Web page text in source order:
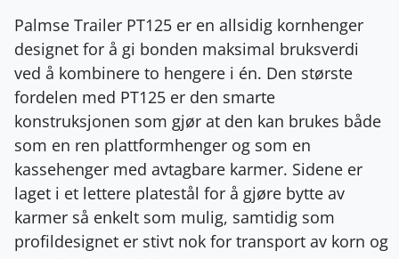
Palmse Trailer PT125 er en allsidig kornhenger
designet for å gi bonden maksimal bruksverdi
ved å kombinere to hengere i én. Den største
fordelen med PT125 er den smarte
konstruksjonen som gjør at den kan brukes både
som en ren plattformhenger og som en
kassehenger med avtagbare karmer. Sidene er
laget i et lettere platestål for å gjøre bytte av
karmer så enkelt som mulig, samtidig som
profildesignet er stivt nok for transport av korn og